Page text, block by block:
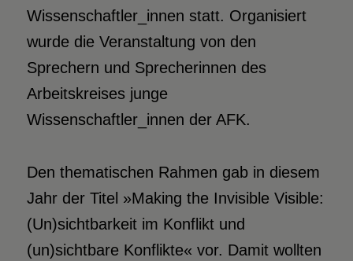
Wissenschaftler_innen statt. Organisiert
wurde die Veranstaltung von den
Sprechern und Sprecherinnen des
Arbeitskreises junge
Wissenschaftler_innen der AFK.
Den thematischen Rahmen gab in diesem
Jahr der Titel »Making the Invisible Visible:
(Un)sichtbarkeit im Konflikt und
(un)sichtbare Konflikte« vor. Damit wollten